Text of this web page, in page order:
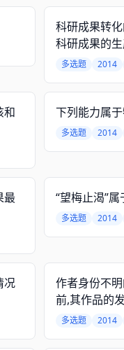
科研成果转
科研成果的
的传播与交
多选题 2014
和
下列能力属
多选题 2014
最
“望梅止渴”
多选题 2014
况
作者身份不
前,其作品的
多选题 2014